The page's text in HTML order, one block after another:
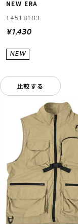
NEW ERA
14518183
¥1,430
比較する